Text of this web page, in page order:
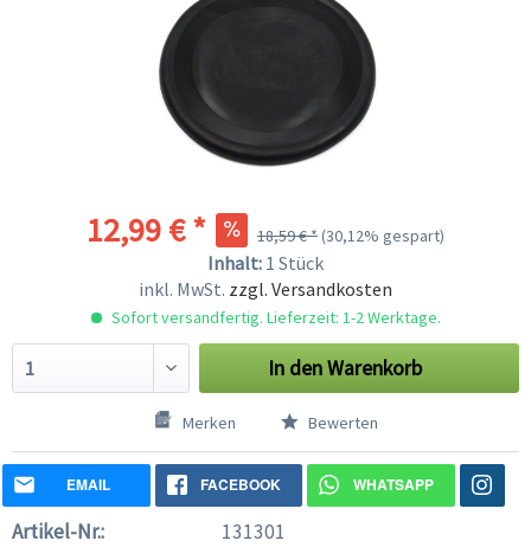
12,99 € * 18,59 € *(30,12% gespart)
Inhalt: 1 Stück
inkl. MwSt. zzgl. Versandkosten
Sofort versandfertig. Lieferzeit: 1-2 Werktage.
In denWarenkorb
Merken Bewerten
EMAIL FACEBOOK WHATSAPP
Artikel-Nr.: 131301